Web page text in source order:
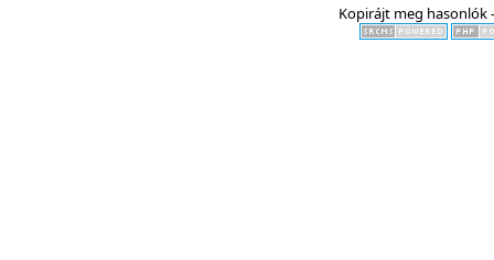
Kopirájt meg hasonlók